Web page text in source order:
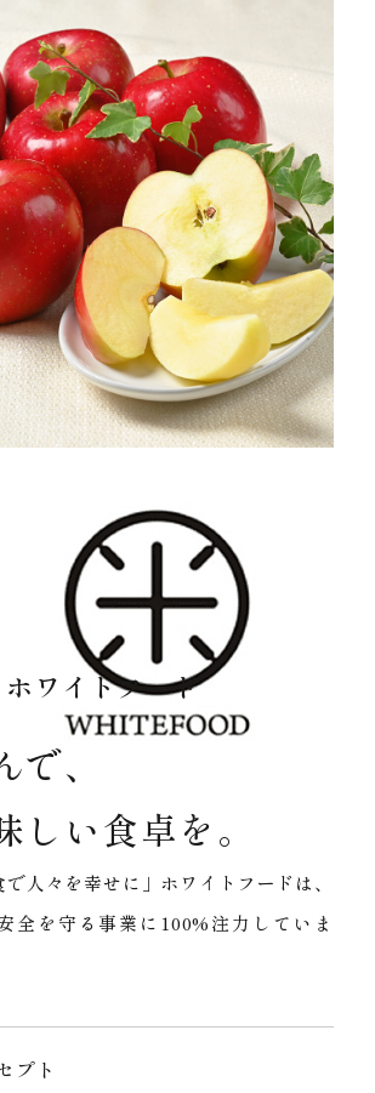
ホワイトフード
で、
しい食卓を。
で人々を幸せに」ホワイトフードは、
全を守る事業に100%注力していま
プト